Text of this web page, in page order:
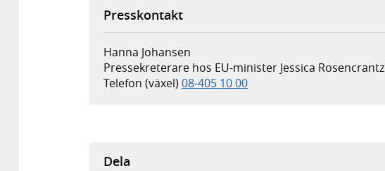
Presskontakt
Hanna Johansen
Pressekreterare hos EU-minister Jessica Rosencrantz
Telefon (växel) 08-405 10 00
Dela